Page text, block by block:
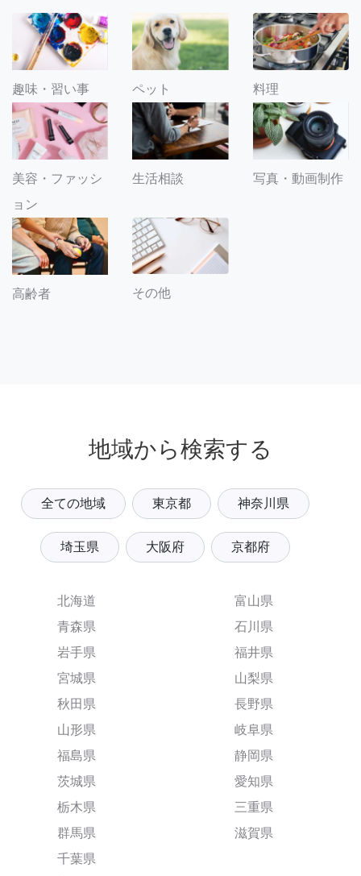
趣味・習い事 ペット 料理
美容・ファッシ
ョン
生活相談 写真・動画制作
高齢者 その他
地域から検索する
全ての地域 東京都 神奈川県
埼玉県 大阪府 京都府
北海道
青森県
岩手県
宮城県
秋田県
山形県
福島県
茨城県
栃木県
群馬県
千葉県
富山県
石川県
福井県
山梨県
長野県
岐阜県
静岡県
愛知県
三重県
滋賀県